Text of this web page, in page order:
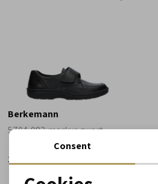
Berkemann
5704-982 markus zwart
174,90
Consent